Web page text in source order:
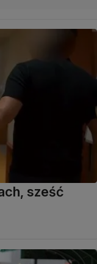
sześć